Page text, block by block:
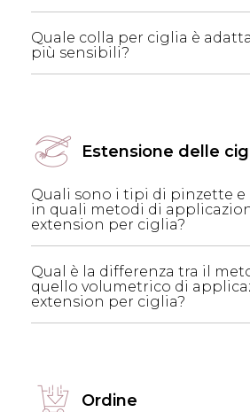
Quale colla per ciglia è
più sensibili?
Estensione delle
Quali sono i tipi di pinzette e
in quali metodi di
extension per ciglia?
Qual è la differenza tra il
quello volumetrico di
extension per ciglia?
Ordine